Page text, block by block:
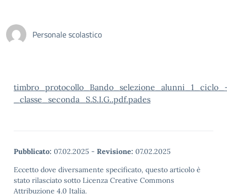
Personale scolastico
_classe_seconda_S.S.I.G..pdf.pades
Pubblicato: 07.02.2025 - Revisione: 07.02.2025
Eccetto dove diversamente specificato, questo articolo è
stato rilasciato sotto Licenza Creative Commons
Attribuzione 4.0 Italia.